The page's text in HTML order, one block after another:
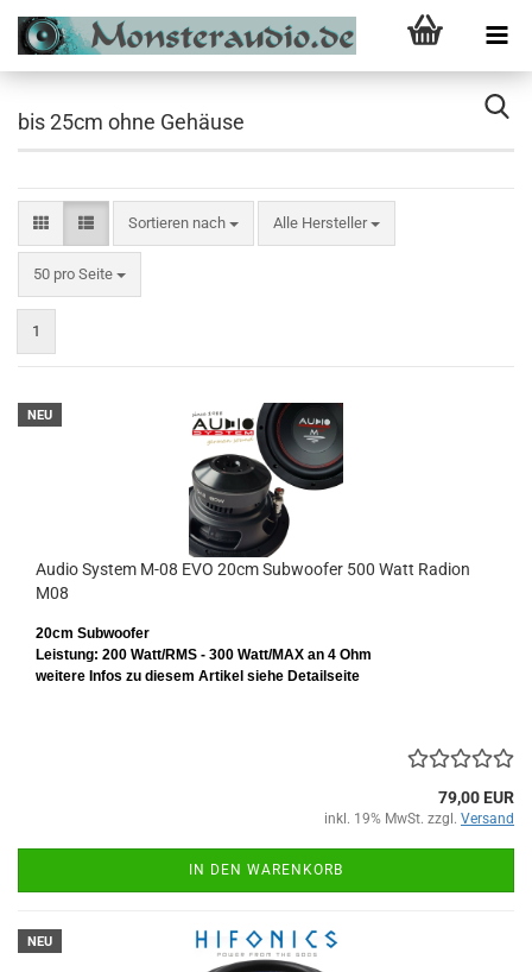
bis 25cm ohne Gehäuse
Sortieren nach
Sortieren nach Alle Hersteller
50 pro Seite
pro Seite
1
NEU
Audio System M-08 EVO 20cm Subwoofer 500 Watt Radion
M08
20cm Subwoofer
Leistung: 200 Watt/RMS - 300 Watt/MAX an 4 Ohm
weitere Infos zu diesem Artikel siehe Detailseite
79,00 EUR
inkl. 19% MwSt. zzgl. Versand
IN DEN WARENKORB
NEU